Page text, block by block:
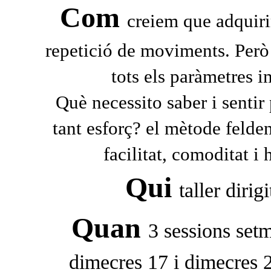
Com creiem que
repetició de moviments.
tots els paràmetres
Què necessito saber i
tant esforç? el mètode
facilitat, comoditat i
Qui taller
Quan 3 sessions
dimecres 17 i dimecres